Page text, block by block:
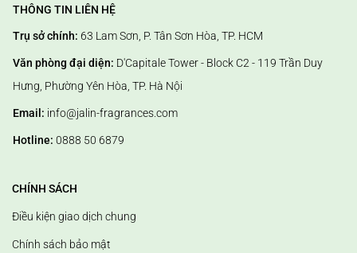
THÔNG TIN LIÊN HỆ
Trụ sở chính: 63 Lam Sơn, P. Tân Sơn Hòa, TP. HCM
Văn phòng đại diện: D'Capitale Tower - Block C2 - 119 Trần Duy
Hưng, Phường Yên Hòa, TP. Hà Nội
Email: info@jalin-fragrances.com
Hotline: 0888 50 6879
CHÍNH SÁCH
Điều kiện giao dịch chung
Chính sách bảo mật